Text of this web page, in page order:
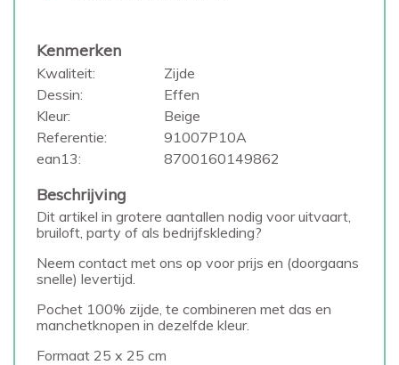
Kenmerken
Kwaliteit:
Zijde
Dessin:
Effen
Kleur:
Beige
Referentie:
91007P10A
ean13:
8700160149862
Beschrijving
Dit artikel in grotere aantallen nodig voor uitvaart,
bruiloft, party of als bedrijfskleding?
Neem contact met ons op voor prijs en (doorgaans
snelle) levertijd.
Pochet 100% zijde, te combineren met das en
manchetknopen in dezelfde kleur.
Formaat 25 x 25 cm